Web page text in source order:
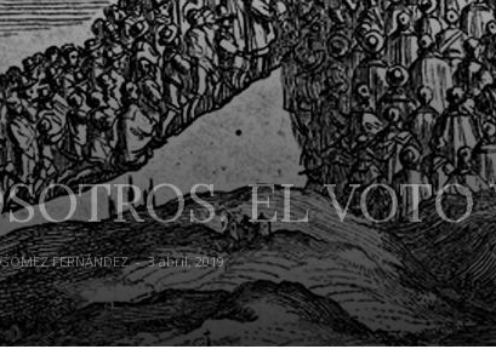
EL
FERNÁNDEZ- 3 abril, 2019